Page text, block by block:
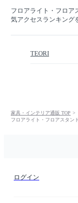
フロアライト・フロア
気アクセスランキング
TEORI
家具・インテリア通販 TOP
フロアライト・フロアスタン
ログイン